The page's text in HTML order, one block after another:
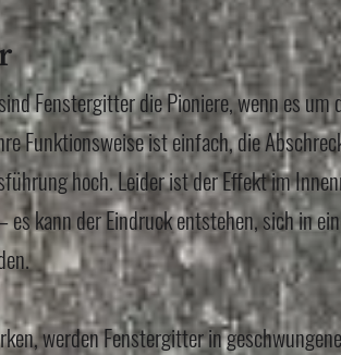
Fenstergitter die Pioniere, wenn es um
Funktionsweise ist einfach, die
hoch. Leider ist der Effekt im
kann der Eindruck entstehen, sich in
werden Fenstergitter in